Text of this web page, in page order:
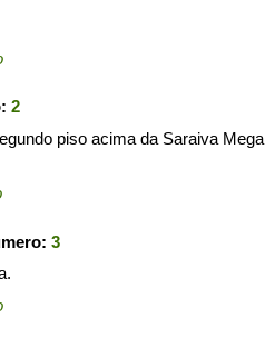
2
piso acima da Saraiva Mega
3